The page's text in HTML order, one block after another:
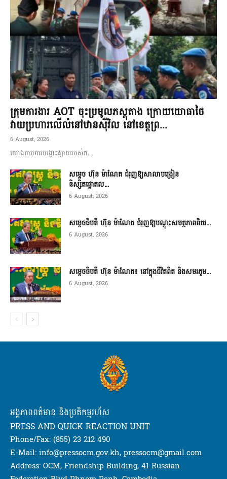
ក្រុមការងារ AOT ចុះប្រមូលភស្តុតាង ក្រោយយោធាថៃ
វាយប្រហារលើលំនៅឋានស៊ីវិល នៅខេត្តព្រ...
6 August, 2026
យោងតាមការបង្ហោះផ្សាយរបស់ក...
សម្តេច ហ៊ុន ម៉ាណែត ជំរុញឱ្យសាលាបង្រៀន
និស្សិតផ្តោតល...
6 August, 2026
សម្តេចធិបតី ហ៊ុន ម៉ាណែត ជំរុញឱ្យបណ្តុះសមត្ថភាពពិតរ...
6 August, 2026
សម្តេចធិបតី ហ៊ុន ម៉ាណែត៖ នៅក្នុងជីវិតពិត និងសមរភូម...
6 August, 2026
អង្គភាពពត៌មាន និងប្រតិកម្មរហ័ស
PRESS AND QUICK REACTION UNIT
Phone/Fax: (855) 23 212 490
E-Mail: info@pressocm.gov.kh, pressocm@gmail.com
Address: OCM, Friendship Building, 41 Russian